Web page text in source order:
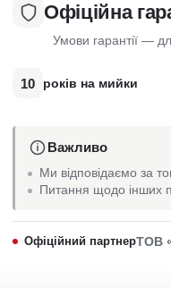
Офіційна
Умови гарантії —
10 років на мийки
Важливо
Ми відповідаємо за
Питання щодо інших
Офіційний партнерТОВ